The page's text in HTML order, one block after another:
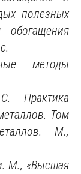
полезных
методы
Практика
Том
М.,
М., «Высшая